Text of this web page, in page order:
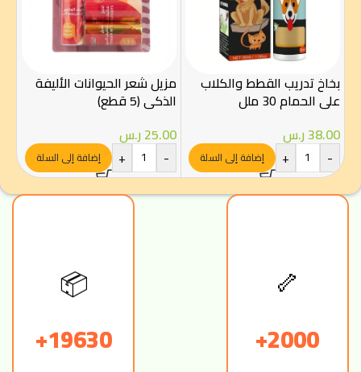
بخاخ تدريب القطط والكلاب
على الحمام 30 ملل
38.00ر.س
-
+ إضافة إلى السلة
مزيل شعر الحيوانات الأليفة
الذكي (5 قطع)
25.00ر.س
-
+ إضافة إلى السلة
🦴
2000+
📦
19630+